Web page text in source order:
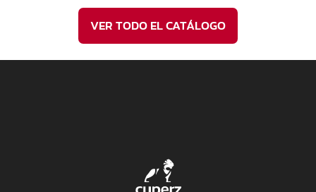
VER TODO EL CATÁLOGO